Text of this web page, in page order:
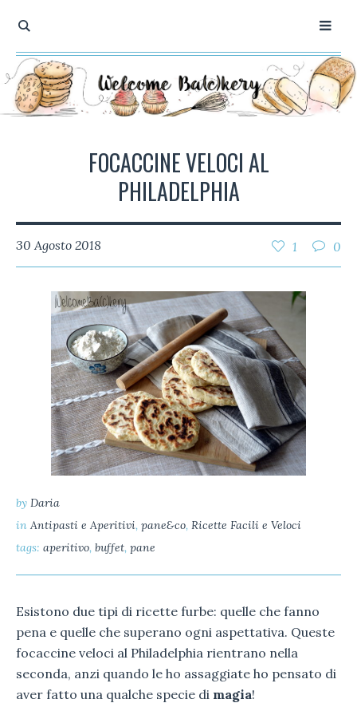
FOCACCINE VELOCI AL
PHILADELPHIA
30 Agosto 2018 0
1
by Daria
in Antipasti e Aperitivi, pane&co, Ricette Facili e Veloci
tags: aperitivo, buffet, pane
Esistono due tipi di ricette furbe: quelle che fanno
pena e quelle che superano ogni aspettativa. Queste
focaccine veloci al Philadelphia rientrano nella
seconda, anzi quando le ho assaggiate ho pensato di
aver fatto una qualche specie di magia!